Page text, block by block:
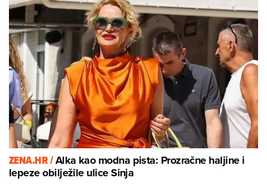
ZENA.HR /Alka kao modna pista: Prozračne haljine i
lepeze obilježile ulice Sinja